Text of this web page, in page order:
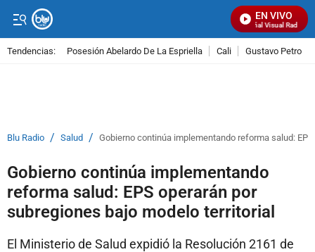
EN VIVO
Señal Visual Radio
Tendencias: Posesión Abelardo De La Espriella Cali Gustavo Petro
Blu Radio / Salud / Gobierno continúa implementando reforma salud:
Gobierno continúa implementando
reforma salud: EPS operarán por
subregiones bajo modelo territorial
El Ministerio de Salud expidió la Resolución 2161 de